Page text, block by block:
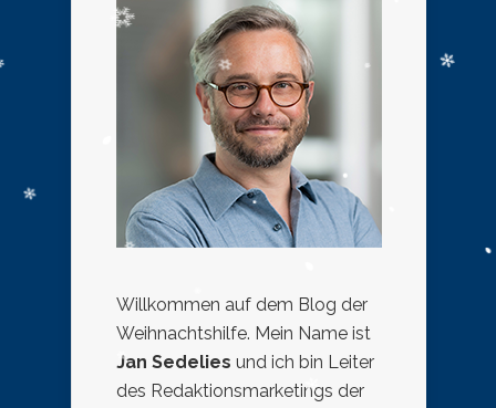
Willkommen auf dem Blog der
Weihnachtshilfe. Mein Name ist
Jan Sedelies und ich bin Leiter
des Redaktionsmarketings der